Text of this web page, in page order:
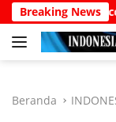
Langsung
ke
konten
Breaking News
to
Beranda